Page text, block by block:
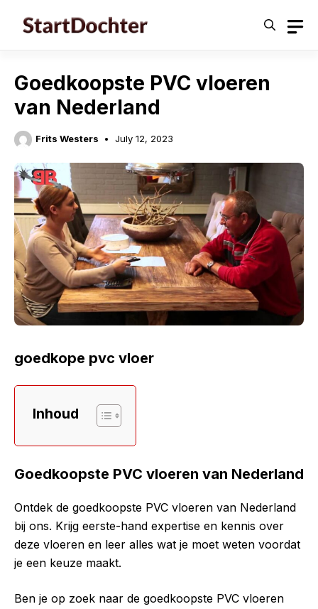
Goedkoopste PVC vloeren
van Nederland
Frits Westers July 12, 2023
goedkope pvc vloer
Inhoud
Goedkoopste PVC vloeren van Nederland
Ontdek de goedkoopste PVC vloeren van Nederland
bij ons. Krijg eerste-hand expertise en kennis over
deze vloeren en leer alles wat je moet weten voordat
je een keuze maakt.
Ben je op zoek naar de goedkoopste PVC vloeren